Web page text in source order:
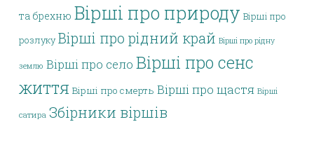
та брехню Вірші про природу Вірші про
розлуку Вірші про рідний край Вірші про рідну
землю Вірші про село Вірші про сенс
життя Вірші про смерть Вірші про щастя Вірші
сатира Збірники віршів